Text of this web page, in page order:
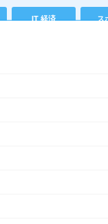
IT 経済 ス